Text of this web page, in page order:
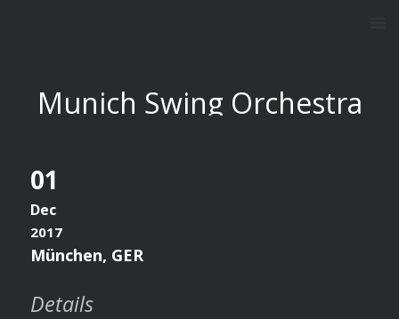
Munich Swing Orchestra
01
Dec
2017
München, GER
Details